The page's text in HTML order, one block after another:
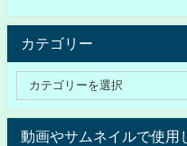
カテゴリー
動画やサムネイルで使用